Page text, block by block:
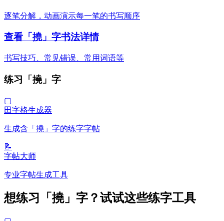
逐笔分解，动画演示每一笔的书写顺序
查看「撓」字书法详情
书写技巧、常见错误、常用词语等
练习「撓」字
▢
田字格生成器
生成含「撓」字的练字字帖
📝
字帖大师
专业字帖生成工具
想练习「撓」字？试试这些练字工具